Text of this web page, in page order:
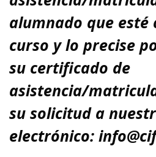
alumnado que esté
curso y lo precise
su certificado de
asistencia/
su solicitud a
electrónico: